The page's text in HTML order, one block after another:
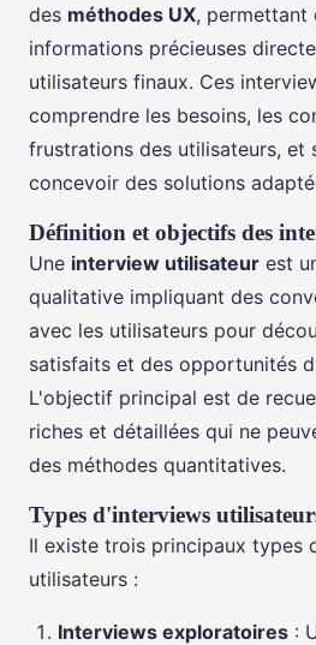
des méthodes UX, permettant
informations précieuses
utilisateurs finaux. Ces
comprendre les besoins, les
frustrations des utilisateurs, et
concevoir des solutions
Définition et objectifs des
Une interview utilisateur est
qualitative impliquant des
avec les utilisateurs pour
satisfaits et des opportunités
L'objectif principal est de
riches et détaillées qui ne
des méthodes quantitatives.
Types d'interviews
Il existe trois principaux types
utilisateurs :
Interviews exploratoires :